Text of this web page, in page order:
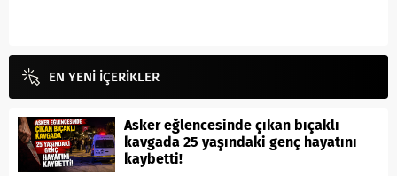
EN YENİ İÇERİKLER
Asker eğlencesinde çıkan bıçaklı
kavgada 25 yaşındaki genç hayatını
kaybetti!